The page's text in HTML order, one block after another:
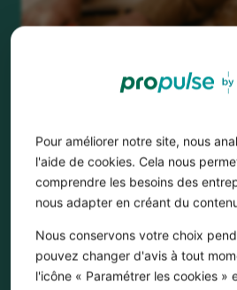
Pour améliorer notre site, nous
l'aide de cookies. Cela nous
comprendre les besoins des
nous adapter en créant du
Nous conservons votre choix
pouvez changer d'avis à tout
l'icône « Paramétrer les cookies »
Votre BUSINESS
gratuitement